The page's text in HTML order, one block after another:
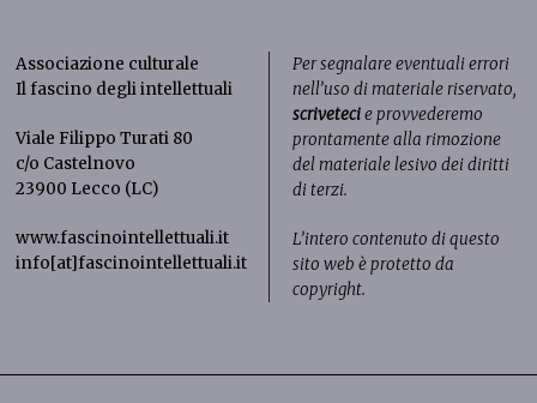
Associazione culturale
Il fascino degli intellettuali
Viale Filippo Turati 80
c/o Castelnovo
23900 Lecco (LC)
www.fascinointellettuali.it
info[at]fascinointellettuali.it
Per segnalare eventuali errori
nell’uso di materiale riservato,
scrivetecie provvederemo
prontamente alla rimozione
del materiale lesivo dei diritti
di terzi.
L’intero contenuto di questo
sito web è protetto da
copyright.